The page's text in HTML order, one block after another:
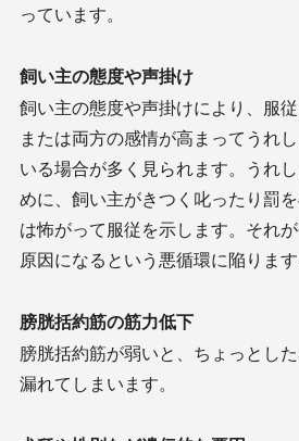
っています。
飼い主の態度や声掛け
飼い主の態度や声掛けにより、服従
または両方の感情が高まってうれ
いる場合が多く見られます。うれ
めに、飼い主がきつく叱ったり罰
は怖がって服従を示します。それ
原因になるという悪循環に陥ります
膀胱括約筋の筋力低下
膀胱括約筋が弱いと、ちょっとし
漏れてしまいます。